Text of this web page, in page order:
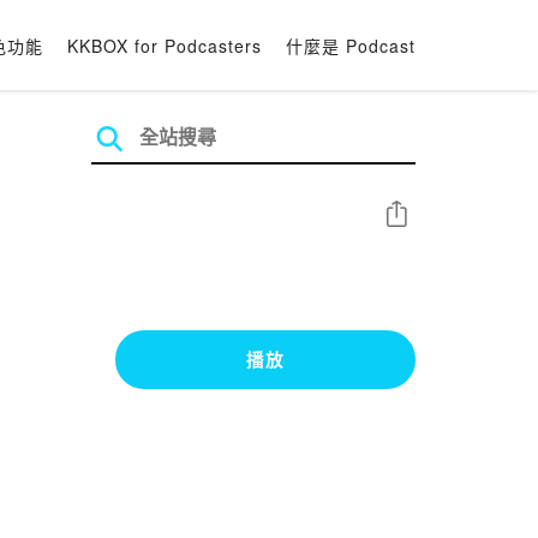
功能 KKBOX for Podcasters 什麼是 Podcast
分享
播放